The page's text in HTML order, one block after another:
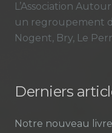
L’Association
un regroupement
Nogent, Bry, Le
Derniers
Notre nouveau